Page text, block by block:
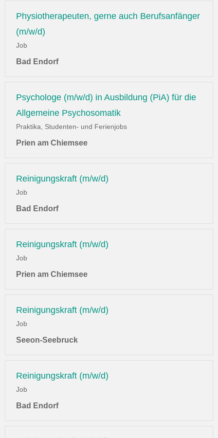
Physiotherapeuten, gerne auch Berufsanfänger
(m/w/d)
Job
Bad Endorf
Psychologe (m/w/d) in Ausbildung (PiA) für die
Allgemeine Psychosomatik
Praktika, Studenten- und Ferienjobs
Prien am Chiemsee
Reinigungskraft (m/w/d)
Job
Bad Endorf
Reinigungskraft (m/w/d)
Job
Prien am Chiemsee
Reinigungskraft (m/w/d)
Job
Seeon-Seebruck
Reinigungskraft (m/w/d)
Job
Bad Endorf